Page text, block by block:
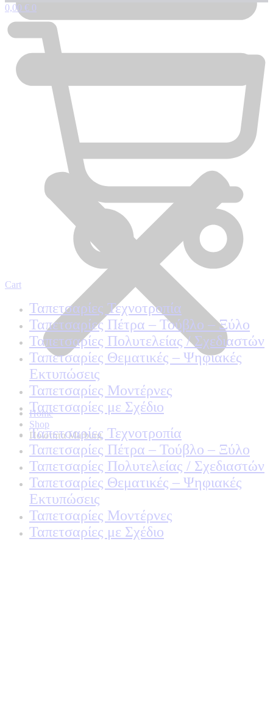
Home
Shop
Ποιοτητα Marburg
0,00 € 0
Cart
Ταπετσαρίες Τεχνοτροπία
Ταπετσαρίες Πέτρα – Τούβλο – Ξύλο
Ταπετσαρίες Πολυτελείας / Σχεδιαστών
Ταπετσαρίες Θεματικές – Ψηφιακές
Εκτυπώσεις
Ταπετσαρίες Μοντέρνες
Ταπετσαρίες με Σχέδιο
Ταπετσαρίες Τεχνοτροπία
Ταπετσαρίες Πέτρα – Τούβλο – Ξύλο
Ταπετσαρίες Πολυτελείας / Σχεδιαστών
Ταπετσαρίες Θεματικές – Ψηφιακές
Εκτυπώσεις
Ταπετσαρίες Μοντέρνες
Ταπετσαρίες με Σχέδιο